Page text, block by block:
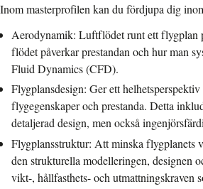
Inom masterprofilen kan du fördjupa dig
Aerodynamik: Luftflödet runt ett flygplan
flödet påverkar prestandan och hur man
Fluid Dynamics (CFD).
Flygplansdesign: Ger ett
flygegenskaper och prestanda. Detta
detaljerad design, men också
Flygplansstruktur: Att minska flygplanets
den strukturella modelleringen, designen
vikt-, hållfasthets- och utmattningskraven